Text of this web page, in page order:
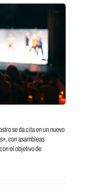
se da cita en un nuevo
con asambleas
el objetivo de